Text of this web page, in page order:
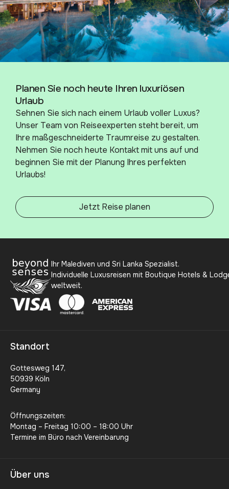
Planen Sie noch heute Ihren luxuriösen
Urlaub
Sehnen Sie sich nach einem Urlaub voller Luxus?
Unser Team von Reiseexperten steht bereit, um
Ihre maßgeschneiderte Traumreise zu gestalten.
Nehmen Sie noch heute Kontakt mit uns auf und
beginnen Sie mit der Planung Ihres perfekten
Urlaubs!
Jetzt Reise planen
Ihr Malediven und Sri Lanka Spezialist.
Individuelle Luxusreisen mit Boutique Hotels &
weltweit.
Standort
Gottesweg 147,
50939 Köln
Germany
Öffnungszeiten:
Montag – Freitag 10:00 – 18:00 Uhr
Termine im Büro nach Vereinbarung
Über uns